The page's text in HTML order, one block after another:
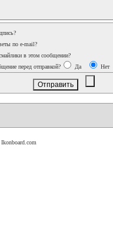
по e-mail?
в этом сообщении?
перед отправкой?
Да Нет